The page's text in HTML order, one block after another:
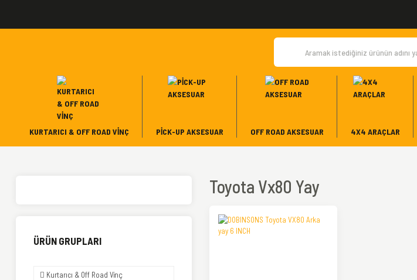
KURTARICI & OFF ROAD VINÇ PICK-UP AKSESUAR OFF ROAD AKSESUAR 4X4 ARAÇLAR
ÜRÜN GRUPLARI
Kurtarıcı & Off Road Vinç
Toyota Vx80 Yay